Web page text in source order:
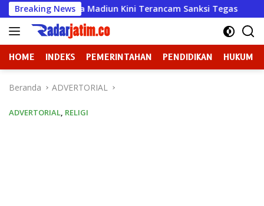
Langsung
ke
konten
Breaking News
Mulya Madiun Kini Terancam Sanksi Tegas
HOME INDEKS PEMERINTAHAN PENDIDIKAN HUKUM
Beranda ADVERTORIAL
ADVERTORIAL, RELIGI